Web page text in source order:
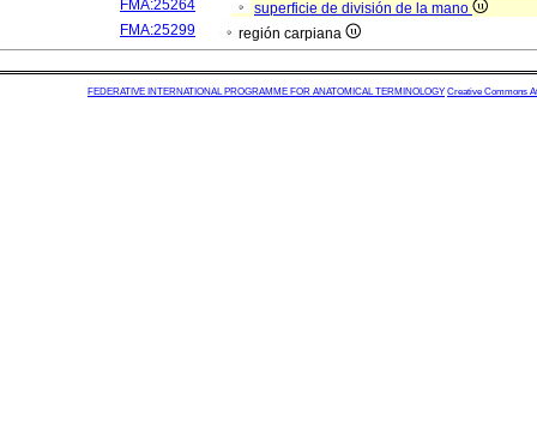
FMA:25264
superficie de división de la mano
FMA:25299
región carpiana
FEDERATIVE INTERNATIONAL PROGRAMME FOR ANATOMICAL TERMINOLOGY Creative Commons